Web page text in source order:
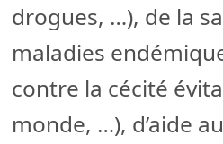
drogues, …), de la
maladies
contre la cécité
monde, …), d’aide